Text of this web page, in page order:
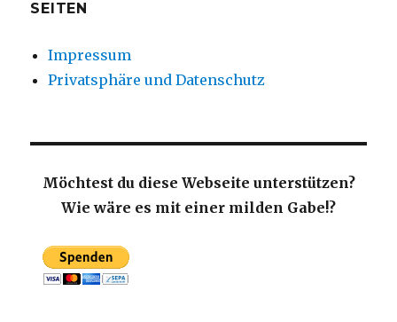
SEITEN
Impressum
Privatsphäre und Datenschutz
Möchtest du diese Webseite unterstützen?
Wie wäre es mit einer milden Gabe!?